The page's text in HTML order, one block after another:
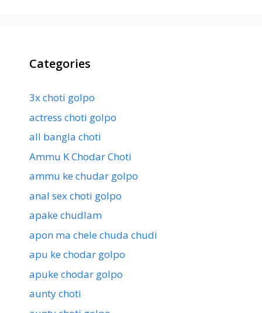
Categories
3x choti golpo
actress choti golpo
all bangla choti
Ammu K Chodar Choti
ammu ke chudar golpo
anal sex choti golpo
apake chudlam
apon ma chele chuda chudi
apu ke chodar golpo
apuke chodar golpo
aunty choti